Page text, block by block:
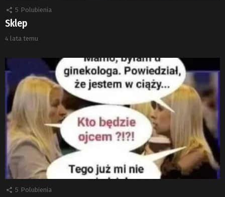
5 Polubienia
Sklep
4 lata temu
5 Polubienia